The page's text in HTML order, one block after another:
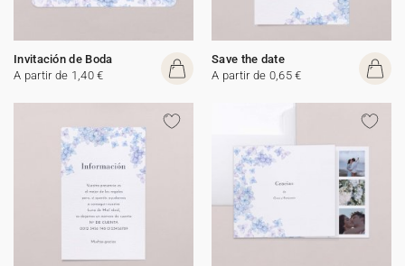
Invitación de Boda
A partir de 1,40 €
Save the date
A partir de 0,65 €